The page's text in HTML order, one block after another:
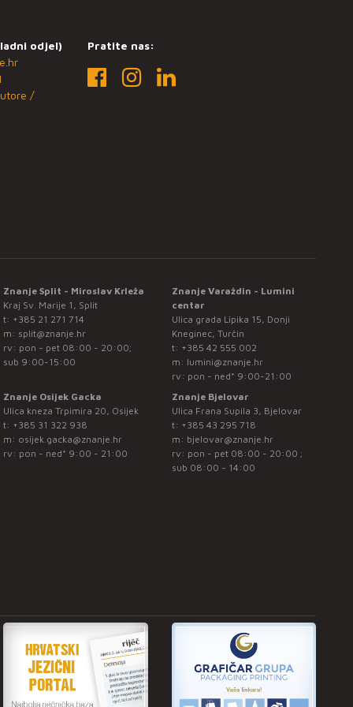
odjel)
/
Pratite nas:
Znanje Split - Miroslav Krleža
Kraj Sv. Marije 1, Split
t: +385 21 271 714
m: split@znanje.hr
rv: pon - pet 08:00 - 20:00;
sub 9:00-15:00
Znanje Varaždin - Lumini
centar
Ulica grada Lipika 15, Donji
Kneginec, Turčin
t: +385 42 555 002
m: lumini@znanje.hr
rv: pon - ned* 9:00-21:00
Znanje Osijek Gacka
Ulica kneza Trpimira 20, Osijek
t: +385 31 322 938
m: osijek.gacka@znanje.hr
rv: pon - ned* 9:00 - 21:00
Znanje Bjelovar
Ulica Frana Supila 3, Bjelovar
t: +385 43 295 718
m: bjelovar@znanje.hr
rv: pon - pet 08:00 - 20:00 ;
sub 08:00 - 14:00